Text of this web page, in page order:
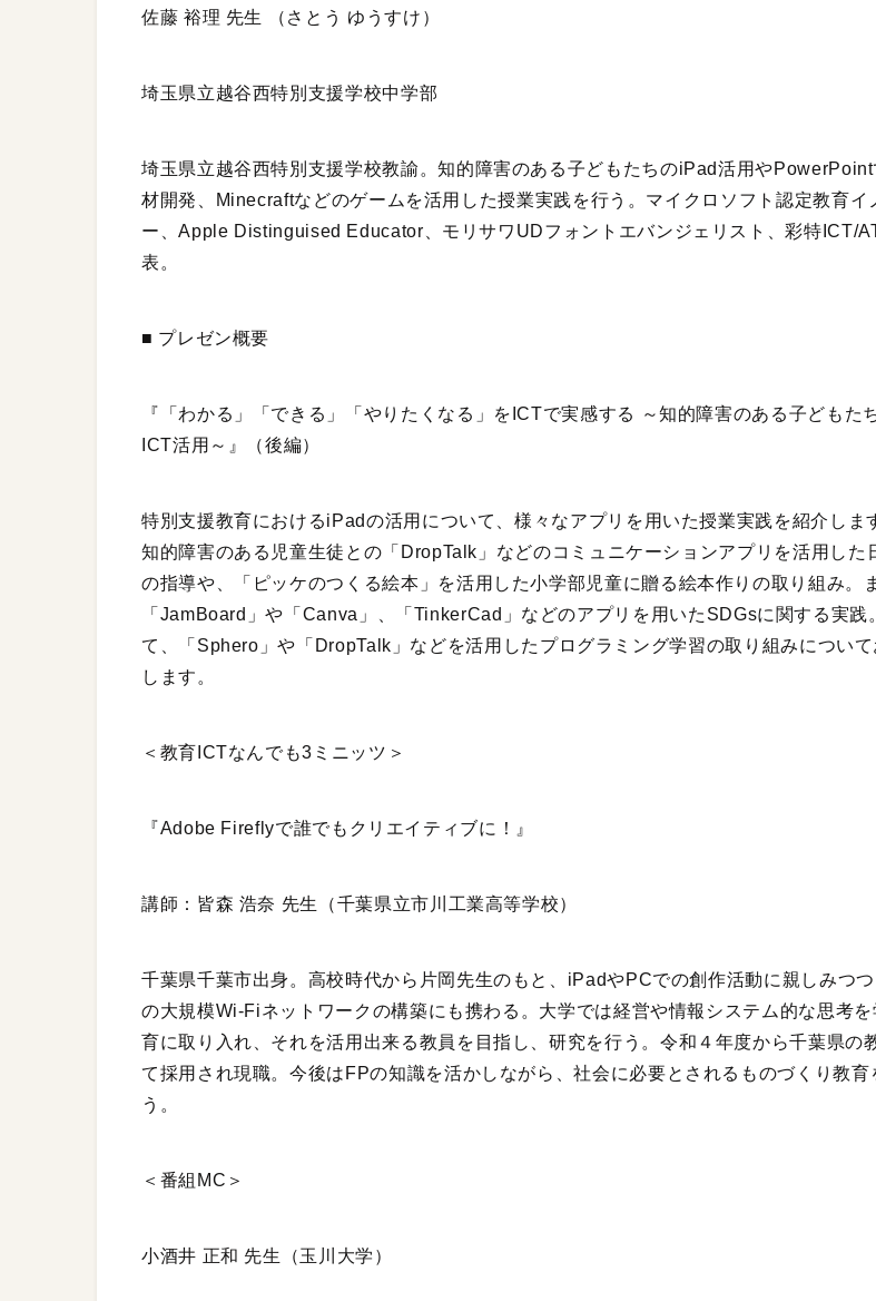
佐藤 裕理 先生 （さとう ゆうすけ）
埼玉県立越谷西特別支援学校中学部
埼玉県立越谷西特別支援学校教諭。知的障害のある子どもたちのiPad活用やPowerPoint
材開発、Minecraftなどのゲームを活用した授業実践を行う。マイクロソフト認定教育イ
ー、Apple Distinguised Educator、モリサワUDフォントエバンジェリスト、彩特ICT/
表。
■ プレゼン概要
『「わかる」「できる」「やりたくなる」をICTで実感する ～知的障害のある子どもた
ICT活用～』（後編）
特別支援教育におけるiPadの活用について、様々なアプリを用いた授業実践を紹介しま
知的障害のある児童生徒との「DropTalk」などのコミュニケーションアプリを活用した
の指導や、「ピッケのつくる絵本」を活用した小学部児童に贈る絵本作りの取り組み。
「JamBoard」や「Canva」、「TinkerCad」などのアプリを用いたSDGsに関する実践
て、「Sphero」や「DropTalk」などを活用したプログラミング学習の取り組みについて
します。
＜教育ICTなんでも3ミニッツ＞
『Adobe Fireflyで誰でもクリエイティブに！』
講師：皆森 浩奈 先生（千葉県立市川工業高等学校）
千葉県千葉市出身。高校時代から片岡先生のもと、iPadやPCでの創作活動に親しみつ
の大規模Wi-Fiネットワークの構築にも携わる。大学では経営や情報システム的な思考を
育に取り入れ、それを活用出来る教員を目指し、研究を行う。令和４年度から千葉県の
て採用され現職。今後はFPの知識を活かしながら、社会に必要とされるものづくり教育
う。
＜番組MC＞
小酒井 正和 先生（玉川大学）